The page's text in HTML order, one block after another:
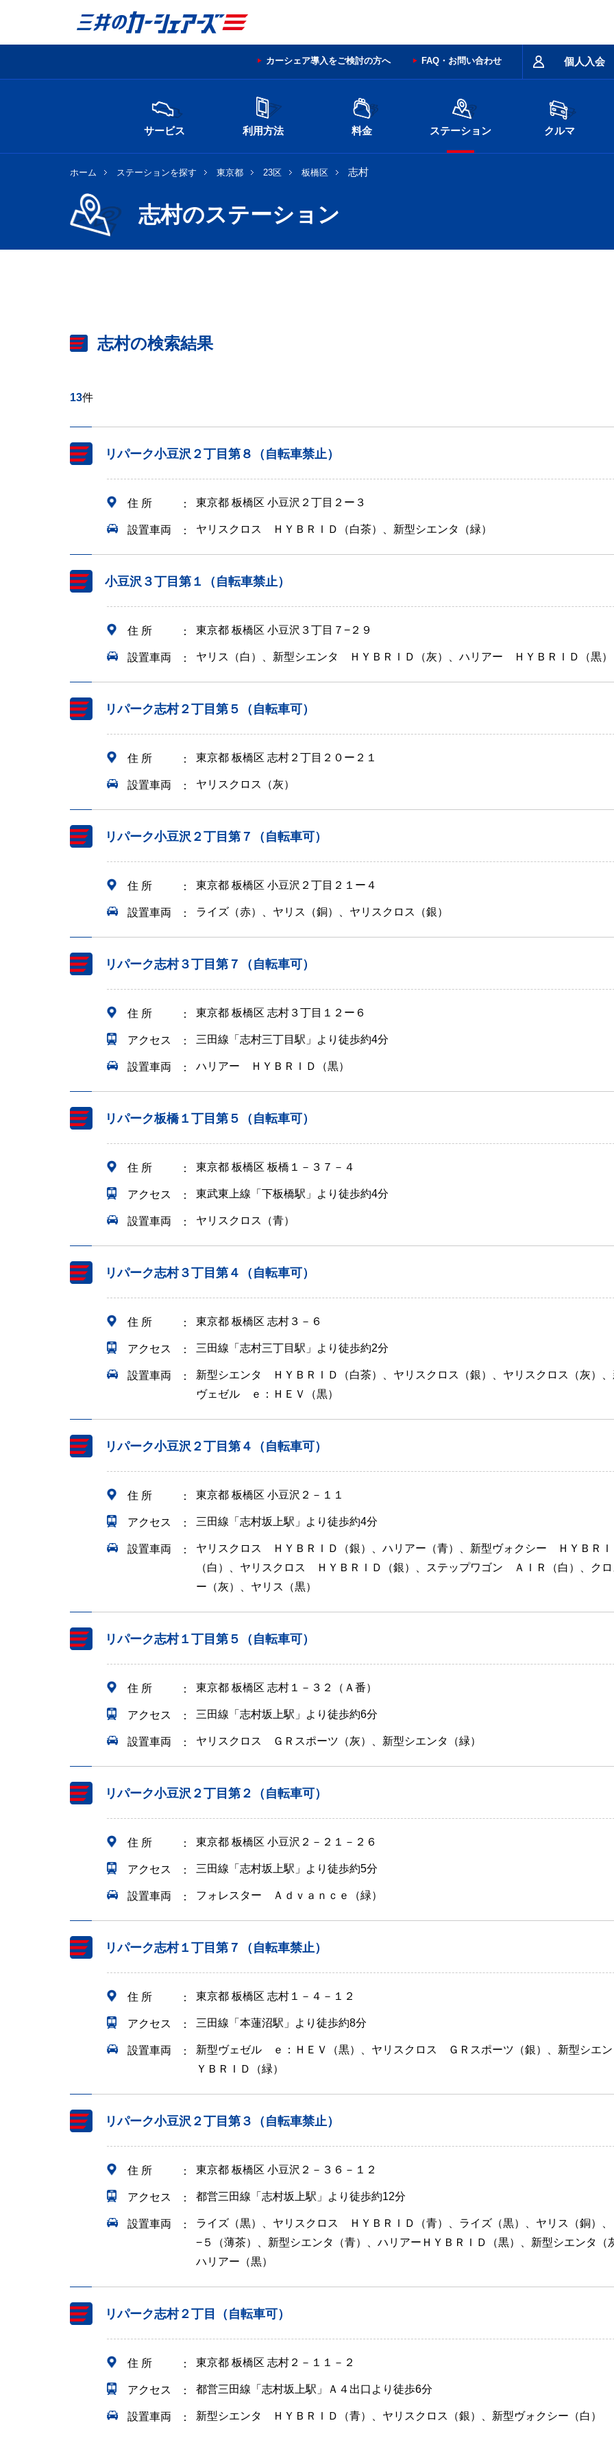
個人入会
カーシェア導入をご検討の方へ FAQ・お問い合わせ
サービス 利用方法 料金 ステーション クルマ
ホーム ステーションを探す 東京都 23区 板橋区 志村
志村のステーション
志村の検索結果
13件
リパーク小豆沢２丁目第８（自転車禁止）
住 所 東京都 板橋区 小豆沢２丁目２ー３
設置車両 ヤリスクロス ＨＹＢＲＩＤ（白茶）、新型シエンタ（緑）
小豆沢３丁目第１（自転車禁止）
住 所 東京都 板橋区 小豆沢３丁目７−２９
設置車両 ヤリス（白）、新型シエンタ ＨＹＢＲＩＤ（灰）、ハリアー ＨＹＢＲＩＤ（黒）
リパーク志村２丁目第５（自転車可）
住 所 東京都 板橋区 志村２丁目２０ー２１
設置車両 ヤリスクロス（灰）
リパーク小豆沢２丁目第７（自転車可）
住 所 東京都 板橋区 小豆沢２丁目２１ー４
設置車両 ライズ（赤）、ヤリス（銅）、ヤリスクロス（銀）
リパーク志村３丁目第７（自転車可）
住 所 東京都 板橋区 志村３丁目１２ー６
アクセス 三田線「志村三丁目駅」より徒歩約4分
設置車両 ハリアー ＨＹＢＲＩＤ（黒）
リパーク板橋１丁目第５（自転車可）
住 所 東京都 板橋区 板橋１－３７－４
アクセス 東武東上線「下板橋駅」より徒歩約4分
設置車両 ヤリスクロス（青）
リパーク志村３丁目第４（自転車可）
住 所 東京都 板橋区 志村３－６
アクセス 三田線「志村三丁目駅」より徒歩約2分
設置車両
新型シエンタ ＨＹＢＲＩＤ（白茶）、ヤリスクロス（銀）、ヤリスクロス（灰）
ヴェゼル ｅ：ＨＥＶ（黒）
リパーク小豆沢２丁目第４（自転車可）
住 所 東京都 板橋区 小豆沢２－１１
アクセス 三田線「志村坂上駅」より徒歩約4分
設置車両
ヤリスクロス ＨＹＢＲＩＤ（銀）、ハリアー（青）、新型ヴォクシー ＨＹＢＲ
（白）、ヤリスクロス ＨＹＢＲＩＤ（銀）、ステップワゴン ＡＩＲ（白）、ク
ー（灰）、ヤリス（黒）
リパーク志村１丁目第５（自転車可）
住 所 東京都 板橋区 志村１－３２（Ａ番）
アクセス 三田線「志村坂上駅」より徒歩約6分
設置車両 ヤリスクロス ＧＲスポーツ（灰）、新型シエンタ（緑）
リパーク小豆沢２丁目第２（自転車可）
住 所 東京都 板橋区 小豆沢２－２１－２６
アクセス 三田線「志村坂上駅」より徒歩約5分
設置車両 フォレスター Ａｄｖａｎｃｅ（緑）
リパーク志村１丁目第７（自転車禁止）
住 所 東京都 板橋区 志村１－４－１２
アクセス 三田線「本蓮沼駅」より徒歩約8分
設置車両
新型ヴェゼル ｅ：ＨＥＶ（黒）、ヤリスクロス ＧＲスポーツ（銀）、新型シエ
ＹＢＲＩＤ（緑）
リパーク小豆沢２丁目第３（自転車禁止）
住 所 東京都 板橋区 小豆沢２－３６－１２
アクセス 都営三田線「志村坂上駅」より徒歩約12分
設置車両
ライズ（黒）、ヤリスクロス ＨＹＢＲＩＤ（青）、ライズ（黒）、ヤリス（銅）
−５（薄茶）、新型シエンタ（青）、ハリアーＨＹＢＲＩＤ（黒）、新型シエンタ（
ハリアー（黒）
リパーク志村２丁目（自転車可）
住 所 東京都 板橋区 志村２－１１－２
アクセス 都営三田線「志村坂上駅」Ａ４出口より徒歩6分
設置車両 新型シエンタ ＨＹＢＲＩＤ（青）、ヤリスクロス（銀）、新型ヴォクシー（白）